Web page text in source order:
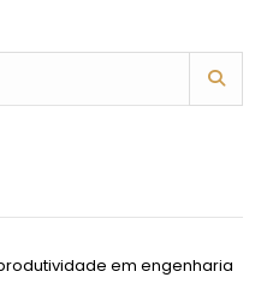
em engenharia